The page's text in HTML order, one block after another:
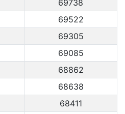
69738
69522
69305
69085
68862
68638
68411